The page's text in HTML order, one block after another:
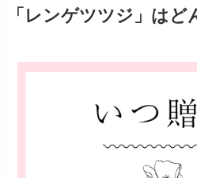
「レンゲツツジ」はど